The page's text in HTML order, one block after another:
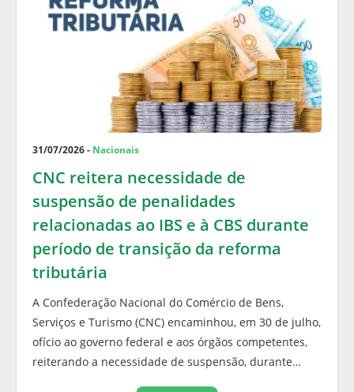
31/07/2026 - Nacionais
CNC reitera necessidade de
suspensão de penalidades
relacionadas ao IBS e à CBS durante
período de transição da reforma
tributária
A Confederação Nacional do Comércio de Bens,
Serviços e Turismo (CNC) encaminhou, em 30 de julho,
ofício ao governo federal e aos órgãos competentes,
reiterando a necessidade de suspensão, durante…